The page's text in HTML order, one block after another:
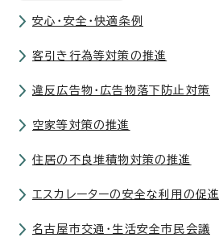
安心・安全・快適条例
客引き行為等対策の推進
違反広告物・広告物落下防止対策
空家等対策の推進
住居の不良堆積物対策の推進
エスカレーターの安全な利用の促進
名古屋市交通・生活安全市民会議